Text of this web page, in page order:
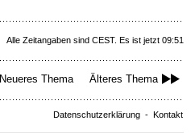
Alle Zeitangaben sind CEST. Es ist jetzt 09:51
Neueres Thema Älteres Thema
Datenschutzerklärung - Kontakt